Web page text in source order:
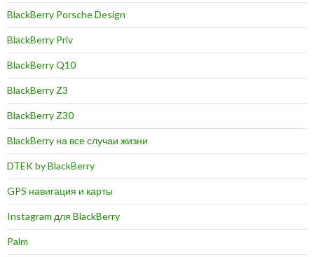
BlackBerry Porsche Design
BlackBerry Priv
BlackBerry Q10
BlackBerry Z3
BlackBerry Z30
BlackBerry на все случаи жизни
DTEK by BlackBerry
GPS навигация и карты
Instagram для BlackBerry
Palm